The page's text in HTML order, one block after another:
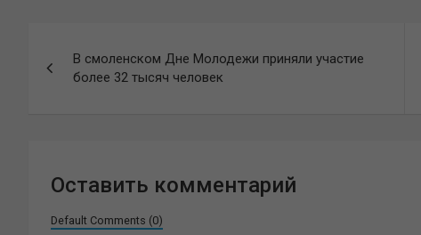
по
В смоленском Дне Молодежи приняли участие
более 32 тысяч человек
Оставить комментарий
Default Comments (0)